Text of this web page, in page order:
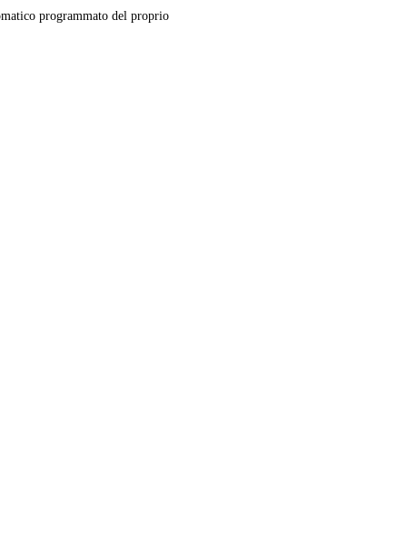
programmato del proprio